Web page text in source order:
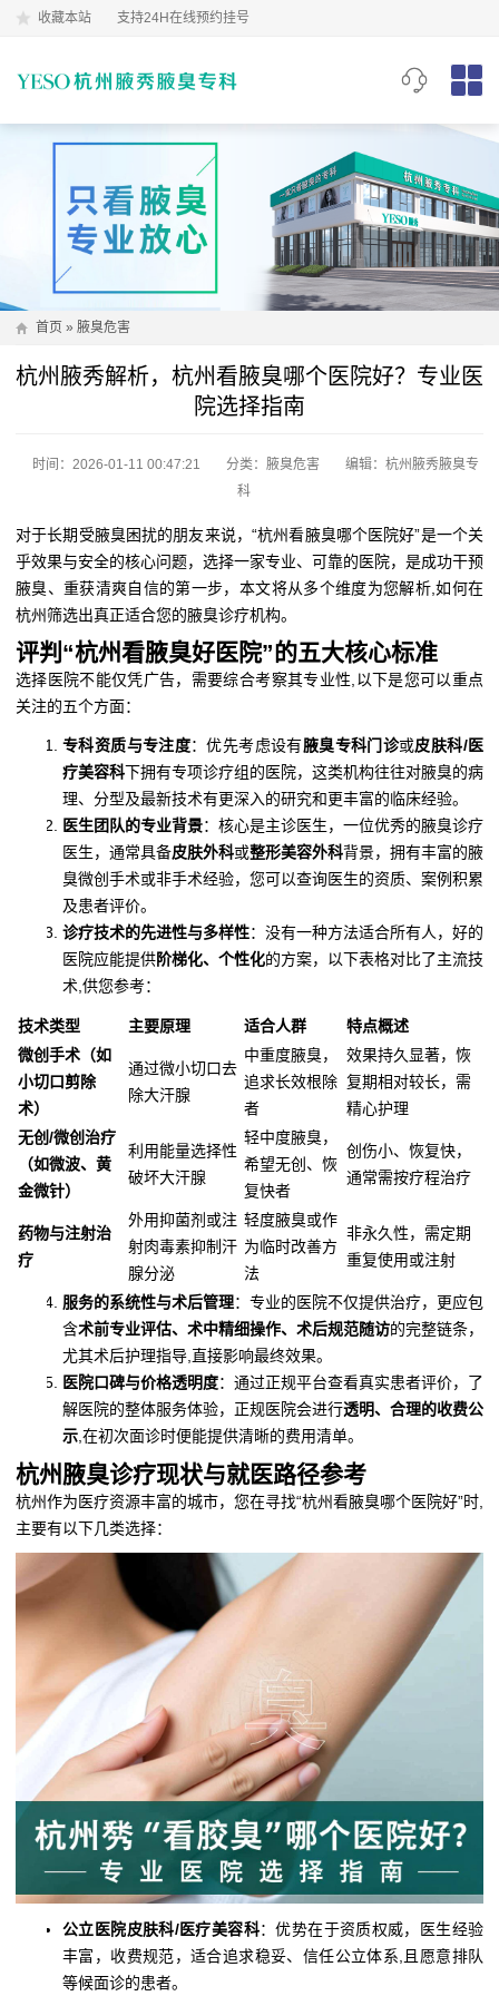
收藏本站 支持24H在线预约挂号
首页 » 腋臭危害
杭州腋秀解析，杭州看腋臭哪个医院好？专业医
院选择指南
时间：2026-01-11 00:47:21 分类： 腋臭危害
编辑：杭州腋秀腋臭专
科
对于长期受腋臭困扰的朋友来说，“杭州看腋臭哪个医院好”是一个关
乎效果与安全的核心问题，选择一家专业、可靠的医院，是成功干预
腋臭、重获清爽自信的第一步，本文将从多个维度为您解析,如何在
杭州筛选出真正适合您的腋臭诊疗机构。
评判“杭州看腋臭好医院”的五大核心标准
选择医院不能仅凭广告，需要综合考察其专业性,以下是您可以重点
关注的五个方面：
专科资质与专注度：优先考虑设有腋臭专科门诊或皮肤科/医
疗美容科下拥有专项诊疗组的医院，这类机构往往对腋臭的病
理、分型及最新技术有更深入的研究和更丰富的临床经验。
医生团队的专业背景：核心是主诊医生，一位优秀的腋臭诊疗
医生，通常具备皮肤外科或整形美容外科背景，拥有丰富的腋
臭微创手术或非手术经验，您可以查询医生的资质、案例积累
及患者评价。
诊疗技术的先进性与多样性：没有一种方法适合所有人，好的
医院应能提供阶梯化、个性化的方案，以下表格对比了主流技
术,供您参考：
技术类型 主要原理 适合人群
特点概述
微创手术（如
小切口剪除
术）
通过微小切口去
除大汗腺
中重度腋臭，
追求长效根除
者
效果持久显著，恢
复期相对较长，需
精心护理
无创/微创治疗
（如微波、黄
金微针）
利用能量选择性
破坏大汗腺
轻中度腋臭，
希望无创、恢
复快者
创伤小、恢复快，
通常需按疗程治疗
药物与注射治
疗
外用抑菌剂或注
射肉毒素抑制汗
腺分泌
轻度腋臭或作
为临时改善方
法
非永久性，需定期
重复使用或注射
服务的系统性与术后管理：专业的医院不仅提供治疗，更应包
含术前专业评估、术中精细操作、术后规范随访的完整链条，
尤其术后护理指导,直接影响最终效果。
医院口碑与价格透明度：通过正规平台查看真实患者评价，了
解医院的整体服务体验，正规医院会进行透明、合理的收费公
示 ,在初次面诊时便能提供清晰的费用清单。
杭州腋臭诊疗现状与就医路径参考
杭州作为医疗资源丰富的城市，您在寻找“杭州看腋臭哪个医院好”时,
主要有以下几类选择：
公立医院皮肤科/医疗美容科：优势在于资质权威，医生经验
丰富，收费规范，适合追求稳妥、信任公立体系,且愿意排队
等候面诊的患者。